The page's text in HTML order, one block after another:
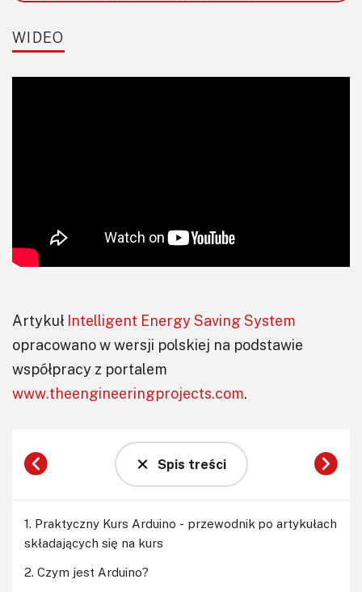
WIDEO
Artykuł Intelligent Energy Saving System
opracowano w wersji polskiej na podstawie
współpracy z portalem
www.theengineeringprojects.com.
Spis treści
1. Praktyczny Kurs Arduino - przewodnik po artykułach
składających się na kurs
2. Czym jest Arduino?